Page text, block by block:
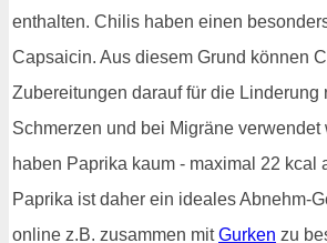
enthalten. Chilis haben einen
Capsaicin. Aus diesem Grund können
Zubereitungen darauf für die Linderung
Schmerzen und bei Migräne verwendet
haben Paprika kaum - maximal 22 kcal
Paprika ist daher ein ideales Abnehm-
online z.B. zusammen mitGurken zu